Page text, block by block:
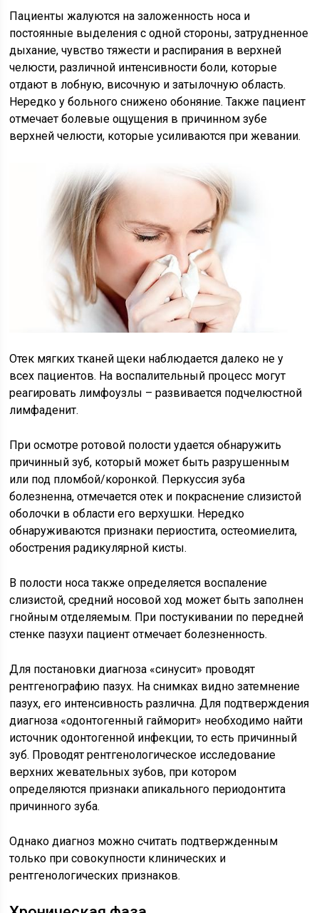
Пациенты жалуются на заложенность носа и
постоянные выделения с одной стороны, затрудненное
дыхание, чувство тяжести и распирания в верхней
челюсти, различной интенсивности боли, которые
отдают в лобную, височную и затылочную область.
Нередко у больного снижено обоняние. Также пациент
отмечает болевые ощущения в причинном зубе
верхней челюсти, которые усиливаются при жевании.
Отек мягких тканей щеки наблюдается далеко не у
всех пациентов. На воспалительный процесс могут
реагировать лимфоузлы – развивается подчелюстной
лимфаденит.
При осмотре ротовой полости удается обнаружить
причинный зуб, который может быть разрушенным
или под пломбой/коронкой. Перкуссия зуба
болезненна, отмечается отек и покраснение слизистой
оболочки в области его верхушки. Нередко
обнаруживаются признаки периостита, остеомиелита,
обострения радикулярной кисты.
В полости носа также определяется воспаление
слизистой, средний носовой ход может быть заполнен
гнойным отделяемым. При постукивании по передней
стенке пазухи пациент отмечает болезненность.
Для постановки диагноза «синусит» проводят
рентгенографию пазух. На снимках видно затемнение
пазух, его интенсивность различна. Для подтверждения
диагноза «одонтогенный гайморит» необходимо найти
источник одонтогенной инфекции, то есть причинный
зуб. Проводят рентгенологическое исследование
верхних жевательных зубов, при котором
определяются признаки апикального периодонтита
причинного зуба.
Однако диагноз можно считать подтвержденным
только при совокупности клинических и
рентгенологических признаков.